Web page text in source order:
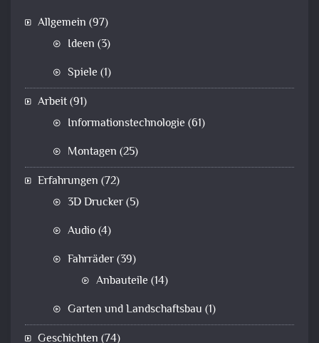
Allgemein (97)
Ideen (3)
Spiele (1)
Arbeit(91)
Informationstechnologie (61)
Montagen (25)
Erfahrungen (72)
3D Drucker(5)
Audio(4)
Fahrräder(39)
Anbauteile (14)
Garten und Landschaftsbau (1)
Geschichten (74)